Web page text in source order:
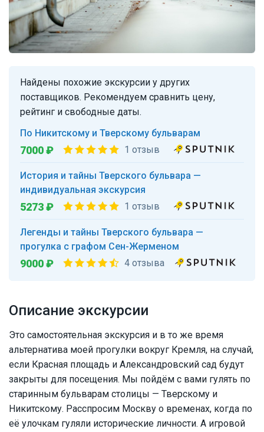
Описание экскурсии
Это самостоятельная экскурсия и в то же время
альтернатива моей прогулки вокруг Кремля, на случай,
если Красная площадь и Александровский сад будут
закрыты для посещения. Мы пойдём с вами гулять по
старинным бульварам столицы — Тверскому и
Никитскому. Расспросим Москву о временах, когда по
её улочкам гуляли исторические личности. А игровой
Найдены похожие экскурсии у других
поставщиков. Рекомендуем сравнить цену,
рейтинг и свободные даты.
По Никитскому и Тверскому бульварам
7000 ₽ 1 отзыв
История и тайны Тверского бульвара —
индивидуальная экскурсия
5273 ₽ 1 отзыв
Легенды и тайны Тверского бульвара —
прогулка с графом Сен-Жерменом
9000 ₽ 4 отзыва